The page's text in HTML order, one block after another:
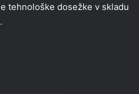
tehnološke dosežke v skladu